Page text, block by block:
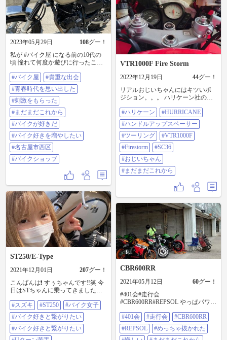
メンテナンスありましたら教えて
下さい😊 最近少し燃費落ちてきて
ます(T ^ T) ＃祝20,000キロ ＃記念 #
スカイウェイブ250 ＃まだまだこれ
から
2023年05月29日 108グー！
私が #バイク屋 になる前の10代の
頃 憧れて何度か遊びに行ったこと
然会えた。 もうバイク屋は、やっ
ていないみたいだけどカッコ良く
て痺れた #貴重な出会 #青春時代を
思い出した #刺激をもらった #まだ
まだこれから #バイクが好きだ #バ
イク好きを増やしたい #名古屋市西
区 #バイクショップ
#バイク屋
#貴重な出会
#青春時代を思い出した
#刺激をもらった
#まだまだこれから
#バイクが好きだ
#バイク好きを増やしたい
#名古屋市西区
#バイクショップ
VTR1000F Fire Storm
2022年12月19日 44グー！
リアルおじいちゃんにはキツいポ
ジション。。。 ハリケーン社のハ
てみました。 13mmの違いやけど見
た目もポジション的にも結構違う♪
ツーリング楽しみだ。 #ハリケーン
#hurricane #ハンドルアップスペーサ
ー #ツーリング #vtr1000f #firestorm
#sc36 #おじいちゃん #まだまだこれ
から
#ハリケーン
#HURRICANE
#ハンドルアップスペーサー
#ツーリング
#VTR1000F
#Firestorm
#SC36
#おじいちゃん
#まだまだこれから
ST250/E-Type
2021年12月01日 207グー！
こんばんは❗️ すぅちゃんです‼️笑 今
日はSTちゃんに乗ってきました☺️
んです😋 コケなかったけどまだト
ロイなーて思います🥲 今日は走る
前に だーりんが前回コケて曲がっ
てしまったクラッチレバーを意図
も簡単に直してくれました\( ˙▿˙ )/
#スズキ #ST250
#バイク女子
#バイク好きと繋がりたい
#バイク好きと繋がりたい
CBR600RR
2021年05月12日 60グー！
#401会#走行会
#CBR600RR#REPSOL やっぱパワー
しい #まだまだこれから
#401会 #走行会
#CBR600RR
#REPSOL
#めっちゃ抜かれた